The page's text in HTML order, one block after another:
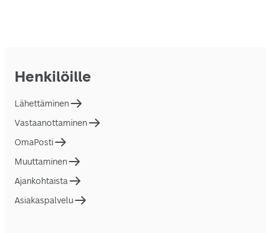
Henkilöille
Lähettäminen
Vastaanottaminen
OmaPosti
Muuttaminen
Ajankohtaista
Asiakaspalvelu